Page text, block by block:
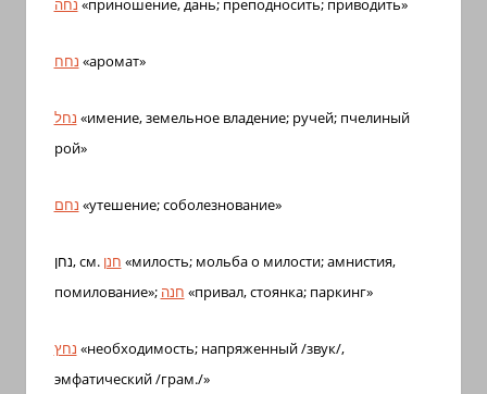
נחה «приношение, дань; преподносить; приводить»
נחח «аромат»
נחל «имение, земельное владение; ручей; пчелиный
рой»
נחם «утешение; соболезнование»
נחן, см. חנן «милость; мольба о милости; амнистия,
помилование»; חנה «привал, стоянка; паркинг»
נחץ «необходимость; напряженный /звук/,
эмфатический /грам./»